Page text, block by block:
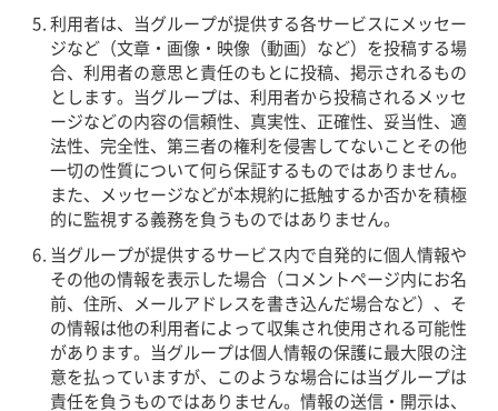
利用者は、当グループが提供する各サービスにメッセー
ジなど（文章・画像・映像（動画）など）を投稿する場
合、利用者の意思と責任のもとに投稿、掲示されるもの
とします。当グループは、利用者から投稿されるメッセ
ージなどの内容の信頼性、真実性、正確性、妥当性、適
法性、完全性、第三者の権利を侵害してないことその他
一切の性質について何ら保証するものではありません。
また、メッセージなどが本規約に抵触するか否かを積極
的に監視する義務を負うものではありません。
当グループが提供するサービス内で自発的に個人情報や
その他の情報を表示した場合（コメントページ内にお名
前、住所、メールアドレスを書き込んだ場合など）、そ
の情報は他の利用者によって収集され使用される可能性
があります。当グループは個人情報の保護に最大限の注
意を払っていますが、このような場合には当グループは
責任を負うものではありません。情報の送信・開示は、